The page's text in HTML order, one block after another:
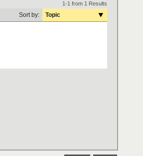
1-1 from 1 Results
Sort by: Topic